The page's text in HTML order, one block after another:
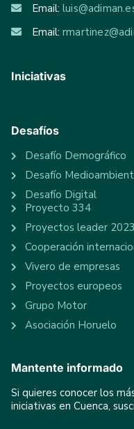
Email:
Email:
Iniciativas
Desafíos
Desafío Demográfico
Desafío
Desafío Digital
Proyecto 334
Proyectos leader
Cooperación
Vivero de empresas
Proyectos europeos
Grupo Motor
Asociación Horuelo
Mantente informado
Si quieres conocer los
iniciativas en Cuenca,